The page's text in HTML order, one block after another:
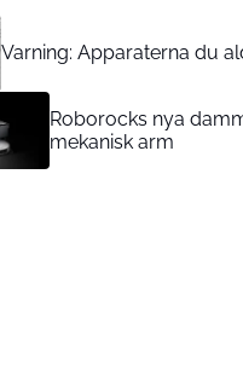
Varning: Apparaterna du
Roborocks nya
mekanisk arm